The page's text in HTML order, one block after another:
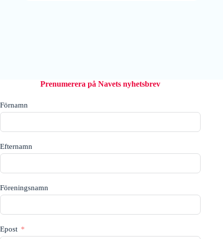
Prenumerera på Navets nyhetsbrev
Förnamn
Efternamn
Föreningsnamn
Epost